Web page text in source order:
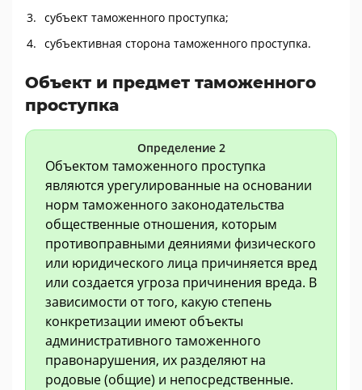
субъект таможенного проступка;
субъективная сторона таможенного проступка.
Объект и предмет таможенного
проступка
Определение 2
Объектом таможенного проступка
являются урегулированные на основании
норм таможенного законодательства
общественные отношения, которым
противоправными деяниями физического
или юридического лица причиняется вред
или создается угроза причинения вреда. В
зависимости от того, какую степень
конкретизации имеют объекты
административного таможенного
правонарушения, их разделяют на
родовые (общие) и непосредственные.